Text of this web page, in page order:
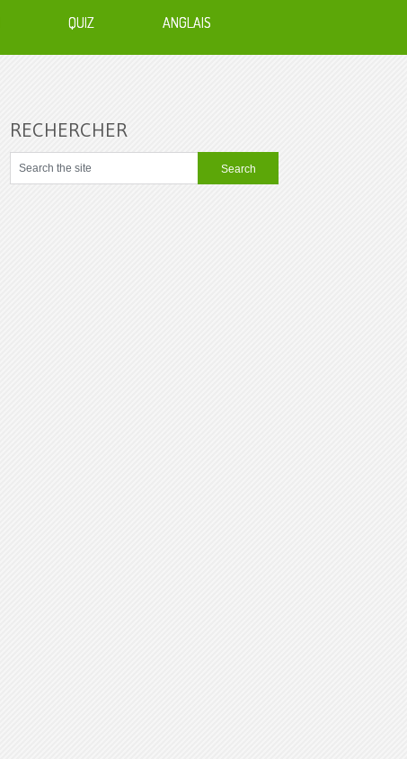
QUIZ ANGLAIS
RECHERCHER